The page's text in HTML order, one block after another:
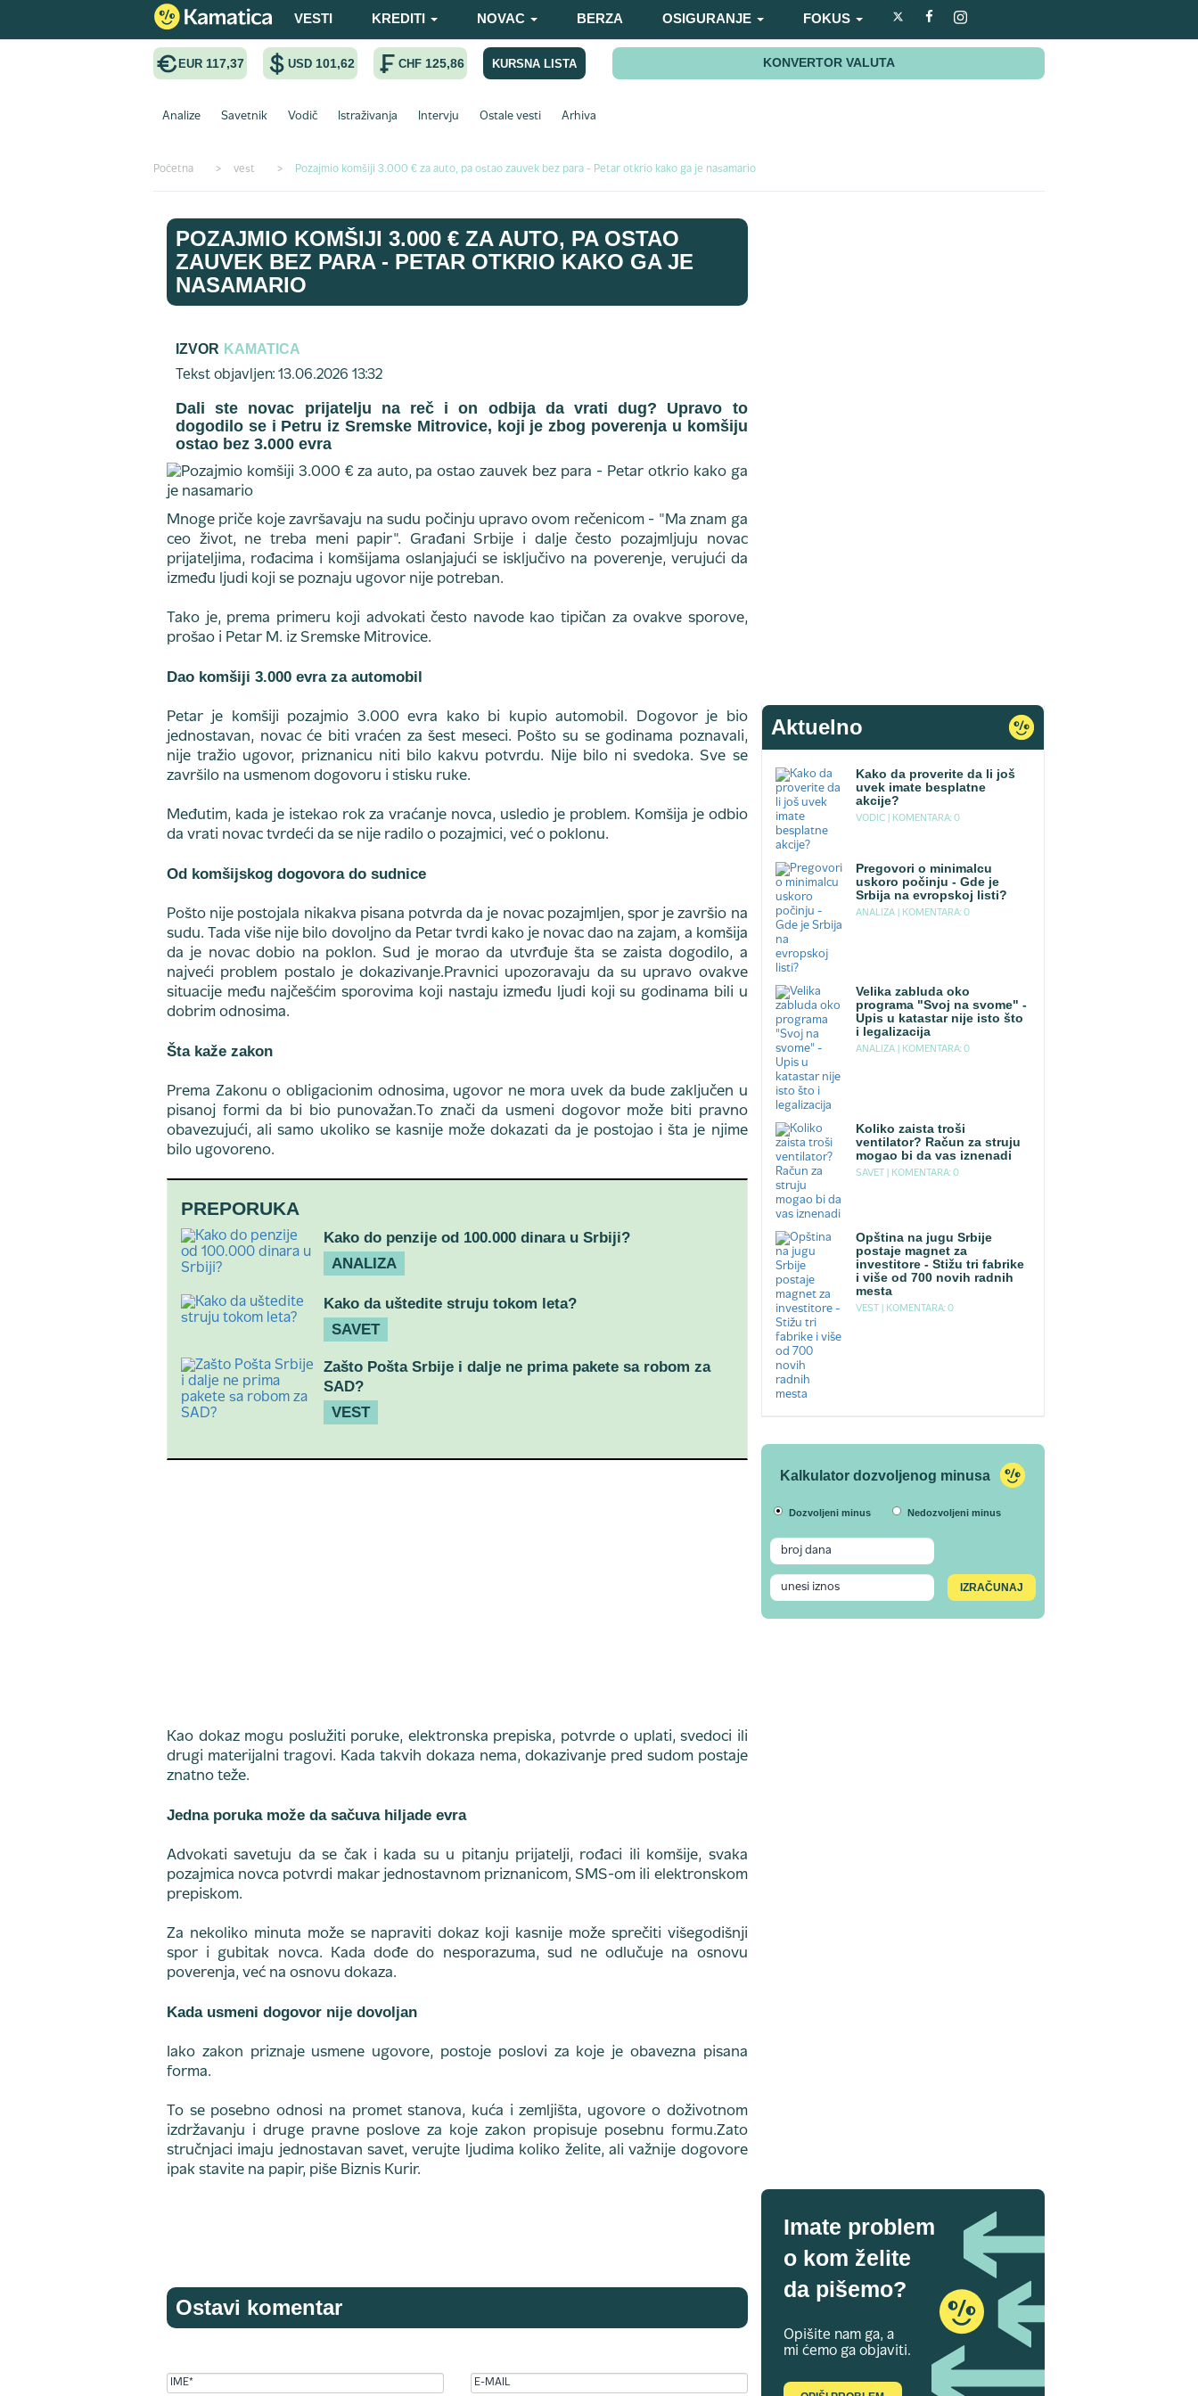
VESTI KREDITI NOVAC BERZA OSIGURANJE FOKUS
EUR 117,37 USD 101,62 CHF 125,86 KURSNA LISTA KONVERTOR VALUTA
Analize Savetnik Vodič Istraživanja Intervju Ostale vesti Arhiva
Početna > vest > Pozajmio komšiji 3.000 € za auto, pa ostao zauvek bez para - Petar otkrio kako ga je nasamario
POZAJMIO KOMŠIJI 3.000 € ZA AUTO, PA OSTAO
ZAUVEK BEZ PARA - PETAR OTKRIO KAKO GA JE
NASAMARIO
IZVOR KAMATICA
Tekst objavljen: 13.06.2026 13:32
Dali ste novac prijatelju na reč i on odbija da vrati dug? Upravo to
dogodilo se i Petru iz Sremske Mitrovice, koji je zbog poverenja u komšiju
ostao bez 3.000 evra
Mnoge priče koje završavaju na sudu počinju upravo ovom rečenicom - "Ma znam ga
ceo život, ne treba meni papir". Građani Srbije i dalje često pozajmljuju novac
prijateljima, rođacima i komšijama oslanjajući se isključivo na poverenje, verujući da
između ljudi koji se poznaju ugovor nije potreban.
Tako je, prema primeru koji advokati često navode kao tipičan za ovakve sporove,
prošao i Petar M. iz Sremske Mitrovice.
Dao komšiji 3.000 evra za automobil
Petar je komšiji pozajmio 3.000 evra kako bi kupio automobil. Dogovor je bio
jednostavan, novac će biti vraćen za šest meseci. Pošto su se godinama poznavali,
nije tražio ugovor, priznanicu niti bilo kakvu potvrdu. Nije bilo ni svedoka. Sve se
završilo na usmenom dogovoru i stisku ruke.
Međutim, kada je istekao rok za vraćanje novca, usledio je problem. Komšija je odbio
da vrati novac tvrdeći da se nije radilo o pozajmici, već o poklonu.
Od komšijskog dogovora do sudnice
Pošto nije postojala nikakva pisana potvrda da je novac pozajmljen, spor je završio na
sudu. Tada više nije bilo dovoljno da Petar tvrdi kako je novac dao na zajam, a komšija
da je novac dobio na poklon. Sud je morao da utvrđuje šta se zaista dogodilo, a
najveći problem postalo je dokazivanje.Pravnici upozoravaju da su upravo ovakve
situacije među najčešćim sporovima koji nastaju između ljudi koji su godinama bili u
dobrim odnosima.
Šta kaže zakon
Prema Zakonu o obligacionim odnosima, ugovor ne mora uvek da bude zaključen u
pisanoj formi da bi bio punovažan.To znači da usmeni dogovor može biti pravno
obavezujući, ali samo ukoliko se kasnije može dokazati da je postojao i šta je njime
bilo ugovoreno.
PREPORUKA
Kako do penzije od 100.000 dinara u Srbiji?
ANALIZA
Kako da uštedite struju tokom leta?
SAVET
Zašto Pošta Srbije i dalje ne prima pakete sa robom za
SAD?
VEST
Kao dokaz mogu poslužiti poruke, elektronska prepiska, potvrde o uplati, svedoci ili
drugi materijalni tragovi. Kada takvih dokaza nema, dokazivanje pred sudom postaje
znatno teže.
Jedna poruka može da sačuva hiljade evra
Advokati savetuju da se čak i kada su u pitanju prijatelji, rođaci ili komšije, svaka
pozajmica novca potvrdi makar jednostavnom priznanicom, SMS-om ili elektronskom
prepiskom.
Za nekoliko minuta može se napraviti dokaz koji kasnije može sprečiti višegodišnji
spor i gubitak novca. Kada dođe do nesporazuma, sud ne odlučuje na osnovu
poverenja, već na osnovu dokaza.
Kada usmeni dogovor nije dovoljan
Iako zakon priznaje usmene ugovore, postoje poslovi za koje je obavezna pisana
forma.
To se posebno odnosi na promet stanova, kuća i zemljišta, ugovore o doživotnom
izdržavanju i druge pravne poslove za koje zakon propisuje posebnu formu.Zato
stručnjaci imaju jednostavan savet, verujte ljudima koliko želite, ali važnije dogovore
ipak stavite na papir, piše Biznis Kurir.
Ostavi komentar
Aktuelno
Kako da proverite da li još
uvek imate besplatne
akcije?
VODIC | KOMENTARA: 0
Pregovori o minimalcu
uskoro počinju - Gde je
Srbija na evropskoj listi?
ANALIZA | KOMENTARA: 0
Velika zabluda oko
programa "Svoj na svome" -
Upis u katastar nije isto što
i legalizacija
ANALIZA | KOMENTARA: 0
Koliko zaista troši
ventilator? Račun za struju
mogao bi da vas iznenadi
SAVET | KOMENTARA: 0
Opština na jugu Srbije
postaje magnet za
investitore - Stižu tri fabrike
i više od 700 novih radnih
mesta
VEST | KOMENTARA: 0
Kalkulator dozvoljenog minusa
Dozvoljeni minus Nedozvoljeni minus
Imate problem
o kom želite
da pišemo?
Opišite nam ga, a
mi ćemo ga objaviti.